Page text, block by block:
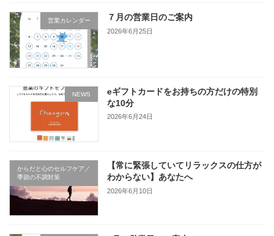
営業カレンダー ７月の営業日のご案内
2026年6月25日
NEWS
eギフトカードをお持ちの方だけの特別
な10分
2026年6月24日
からだと心のセルフケア／
季節の不調対策
【常に緊張していてリラックスの仕方が
わからない】あなたへ
2026年6月10日